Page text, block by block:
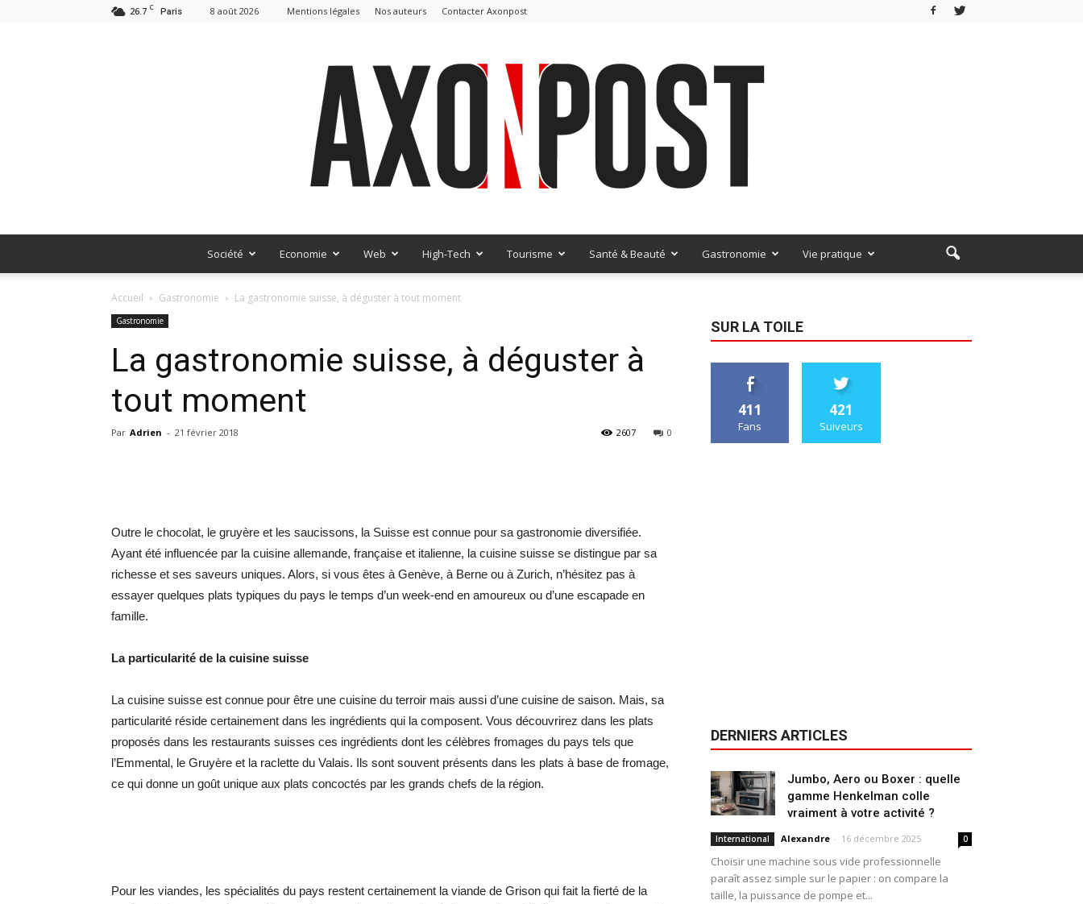
26.7 C Paris 8 août 2026 Mentions légales Nos auteurs Contacter Axonpost
Société Economie Web High-Tech Tourisme Santé & Beauté Gastronomie Vie pratique
Accueil Gastronomie La gastronomie suisse, à déguster à tout moment
Gastronomie
La gastronomie suisse, à déguster à
tout moment
Par Adrien - 21 février 2018 0
2607
Outre le chocolat, le gruyère et les saucissons, la Suisse est connue pour sa gastronomie diversifiée.
Ayant été influencée par la cuisine allemande, française et italienne, la cuisine suisse se distingue par sa
richesse et ses saveurs uniques. Alors, si vous êtes à Genève, à Berne ou à Zurich, n’hésitez pas à
essayer quelques plats typiques du pays le temps d’un week-end en amoureux ou d’une escapade en
famille.
La particularité de la cuisine suisse
La cuisine suisse est connue pour être une cuisine du terroir mais aussi d’une cuisine de saison. Mais, sa
particularité réside certainement dans les ingrédients qui la composent. Vous découvrirez dans les plats
proposés dans les restaurants suisses ces ingrédients dont les célèbres fromages du pays tels que
l’Emmental, le Gruyère et la raclette du Valais. Ils sont souvent présents dans les plats à base de fromage,
ce qui donne un goût unique aux plats concoctés par les grands chefs de la région.
Pour les viandes, les spécialités du pays restent certainement la viande de Grison qui fait la fierté de la
SUR LA TOILE
411
Fans
421
Suiveurs
DERNIERS ARTICLES
Jumbo, Aero ou Boxer : quelle
gamme Henkelman colle
vraiment à votre activité ?
International Alexandre - 16 décembre 2025 0
Choisir une machine sous vide professionnelle
paraît assez simple sur le papier : on compare la
taille, la puissance de pompe et...